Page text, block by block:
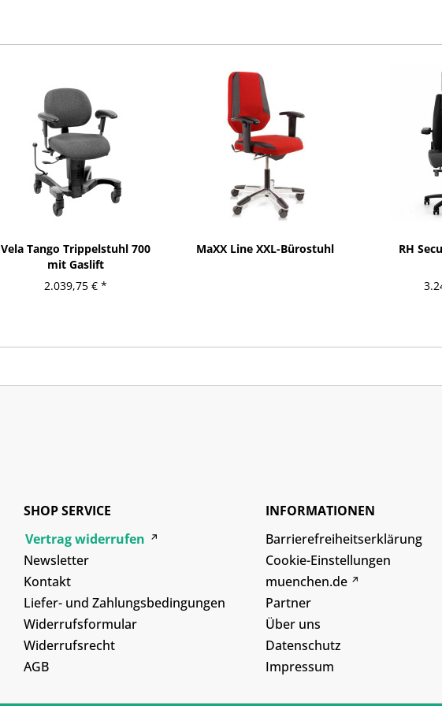
Vela Tango Trippelstuhl 700
mit Gaslift
2.039,75 € *
MaXX Line XXL-Bürostuhl RH
SHOP SERVICE
Vertrag widerrufen
Newsletter
Kontakt
Liefer- und Zahlungsbedingungen
Widerrufsformular
Widerrufsrecht
AGB
INFORMATIONEN
Barrierefreiheitserklärung
Cookie-Einstellungen
muenchen.de
Partner
Über uns
Datenschutz
Impressum